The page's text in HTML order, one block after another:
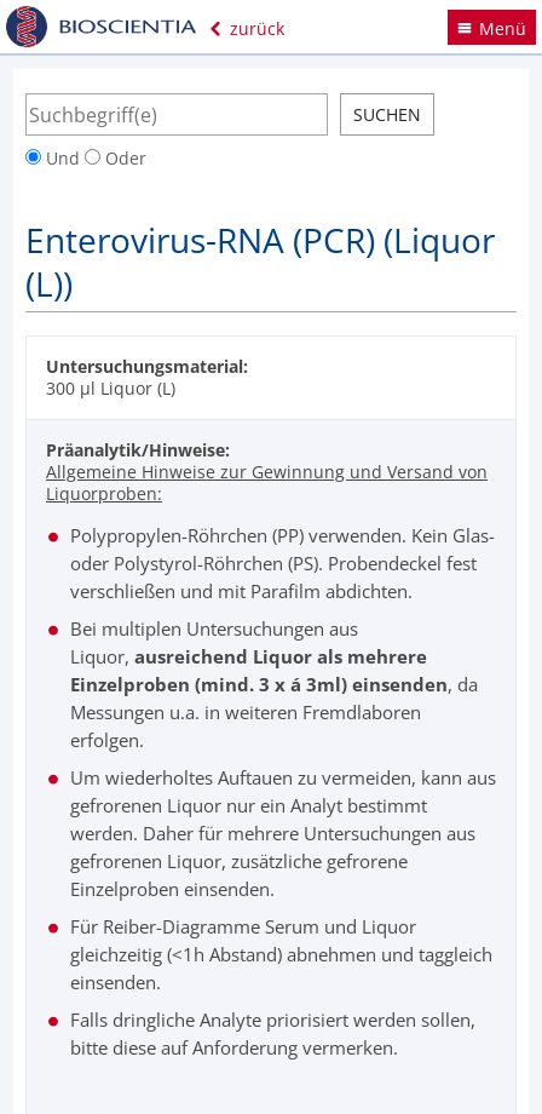
zurück Menü
Und Oder
Enterovirus-RNA (PCR) (Liquor
(L))
Untersuchungsmaterial:
300 µl Liquor (L)
Präanalytik/Hinweise:
Allgemeine Hinweise zur Gewinnung und Versand von
Liquorproben:
Polypropylen-Röhrchen (PP) verwenden. Kein Glas-
oder Polystyrol-Röhrchen (PS). Probendeckel fest
verschließen und mit Parafilm abdichten.
Bei multiplen Untersuchungen aus
Liquor, ausreichend Liquor als mehrere
Einzelproben (mind. 3 x á 3ml) einsenden, da
Messungen u.a. in weiteren Fremdlaboren
erfolgen.
Um wiederholtes Auftauen zu vermeiden, kann aus
gefrorenen Liquor nur ein Analyt bestimmt
werden. Daher für mehrere Untersuchungen aus
gefrorenen Liquor, zusätzliche gefrorene
Einzelproben einsenden.
Für Reiber-Diagramme Serum und Liquor
gleichzeitig (<1h Abstand) abnehmen und taggleich
einsenden.
Falls dringliche Analyte priorisiert werden sollen,
bitte diese auf Anforderung vermerken.